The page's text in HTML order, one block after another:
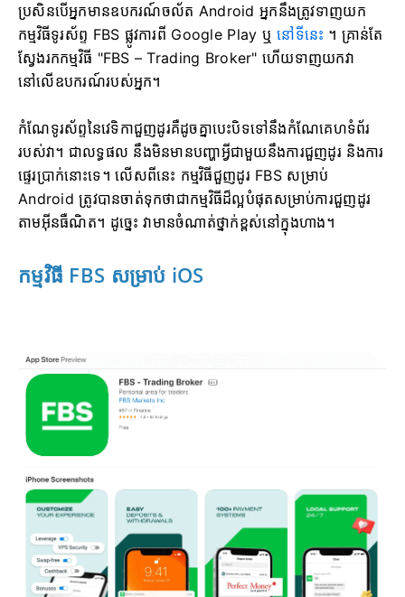
ប្រសិនបើអ្នកមានឧបករណ៍ចល័ត Android អ្នកនឹងត្រូវទាញយក
កម្មវិធីទូរស័ព្ទ FBS ផ្លូវការពី Google Play ឬនៅទីនេះ ។ គ្រាន់តែ
ស្វែងរកកម្មវិធី "FBS – Trading Broker" ហើយទាញយកវា
នៅលើឧបករណ៍របស់អ្នក។
កំណែទូរស័ព្ទនៃវេទិកាជួញដូរគឺដូចគ្នាបេះបិទទៅនឹងកំណែគេហទំព័រ
របស់វា។ ជាលទ្ធផល នឹងមិនមានបញ្ហាអ្វីជាមួយនឹងការជួញដូរ និងការ
ផ្ទេរប្រាក់នោះទេ។ លើសពីនេះ កម្មវិធីជួញដូរ FBS សម្រាប់
Android ត្រូវបានចាត់ទុកថាជាកម្មវិធីដ៏ល្អបំផុតសម្រាប់ការជួញដូរ
តាមអ៊ីនធឺណិត។ ដូច្នេះ វាមានចំណាត់ថ្នាក់ខ្ពស់នៅក្នុងហាង។
កម្មវិធី FBS សម្រាប់ iOS